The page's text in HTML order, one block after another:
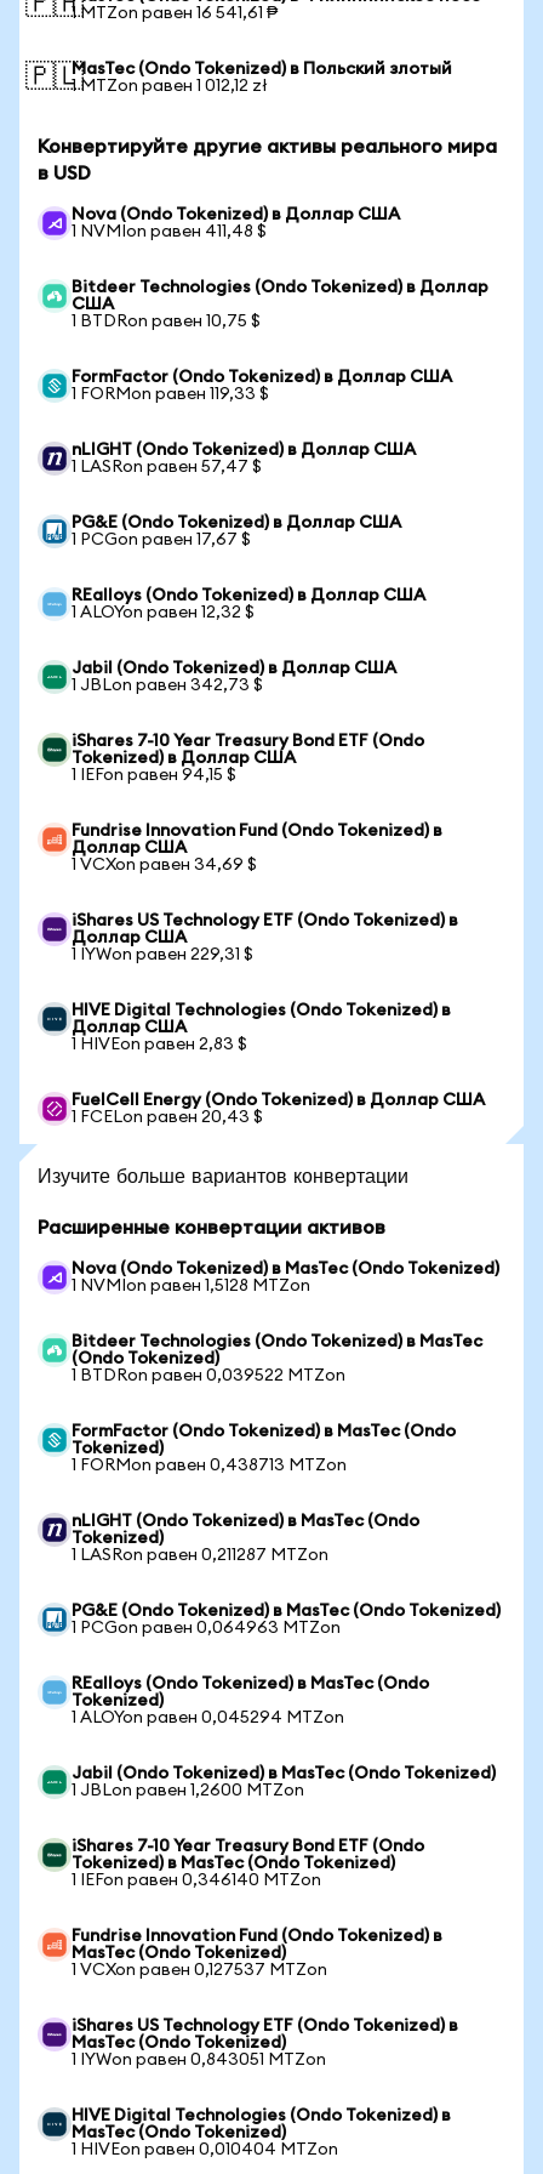
1 MTZon равен 16 541,61 ₱
🇵🇱MasTec (Ondo Tokenized) в Польский злотый
1 MTZon равен 1 012,12 zł
Конвертируйте другие активы реального мира
в USD
Nova (Ondo Tokenized) в Доллар США
1 NVMIon равен 411,48 $
Bitdeer Technologies (Ondo Tokenized) в Доллар
США
1 BTDRon равен 10,75 $
FormFactor (Ondo Tokenized) в Доллар США
1 FORMon равен 119,33 $
nLIGHT (Ondo Tokenized) в Доллар США
1 LASRon равен 57,47 $
PG&E (Ondo Tokenized) в Доллар США
1 PCGon равен 17,67 $
REalloys (Ondo Tokenized) в Доллар США
1 ALOYon равен 12,32 $
Jabil (Ondo Tokenized) в Доллар США
1 JBLon равен 342,73 $
iShares 7-10 Year Treasury Bond ETF (Ondo
Tokenized) в Доллар США
1 IEFon равен 94,15 $
Fundrise Innovation Fund (Ondo Tokenized) в
Доллар США
1 VCXon равен 34,69 $
iShares US Technology ETF (Ondo Tokenized) в
Доллар США
1 IYWon равен 229,31 $
HIVE Digital Technologies (Ondo Tokenized) в
Доллар США
1 HIVEon равен 2,83 $
FuelCell Energy (Ondo Tokenized) в Доллар США
1 FCELon равен 20,43 $
Изучите больше вариантов конвертации
Расширенные конвертации активов
Nova (Ondo Tokenized) в MasTec (Ondo Tokenized)
1 NVMIon равен 1,5128 MTZon
Bitdeer Technologies (Ondo Tokenized) в MasTec
(Ondo Tokenized)
1 BTDRon равен 0,039522 MTZon
FormFactor (Ondo Tokenized) в MasTec (Ondo
Tokenized)
1 FORMon равен 0,438713 MTZon
nLIGHT (Ondo Tokenized) в MasTec (Ondo
Tokenized)
1 LASRon равен 0,211287 MTZon
PG&E (Ondo Tokenized) в MasTec (Ondo Tokenized)
1 PCGon равен 0,064963 MTZon
REalloys (Ondo Tokenized) в MasTec (Ondo
Tokenized)
1 ALOYon равен 0,045294 MTZon
Jabil (Ondo Tokenized) в MasTec (Ondo Tokenized)
1 JBLon равен 1,2600 MTZon
iShares 7-10 Year Treasury Bond ETF (Ondo
Tokenized) в MasTec (Ondo Tokenized)
1 IEFon равен 0,346140 MTZon
Fundrise Innovation Fund (Ondo Tokenized) в
MasTec (Ondo Tokenized)
1 VCXon равен 0,127537 MTZon
iShares US Technology ETF (Ondo Tokenized) в
MasTec (Ondo Tokenized)
1 IYWon равен 0,843051 MTZon
HIVE Digital Technologies (Ondo Tokenized) в
MasTec (Ondo Tokenized)
1 HIVEon равен 0,010404 MTZon